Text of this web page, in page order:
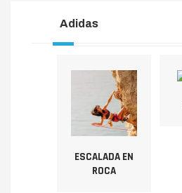
Adidas
ESCALADA EN
ROCA